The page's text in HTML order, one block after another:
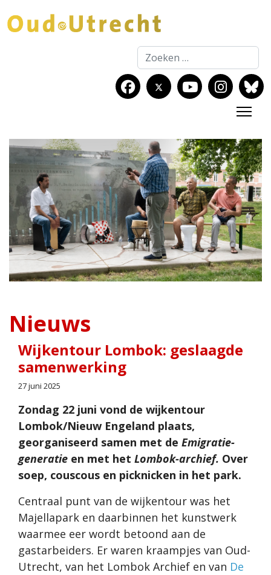
Zoeken
Nieuws
Wijkentour Lombok: geslaagde
samenwerking
27 juni 2025
Zondag 22 juni vond de wijkentour
Lombok/Nieuw Engeland plaats,
georganiseerd samen met de Emigratie-
generatie en met het Lombok-archief. Over
soep, couscous en picknicken in het park.
Centraal punt van de wijkentour was het
Majellapark en daarbinnen het kunstwerk
waarmee eer wordt betoond aan de
gastarbeiders. Er waren kraampjes van Oud-
Utrecht, van het Lombok Archief en van De